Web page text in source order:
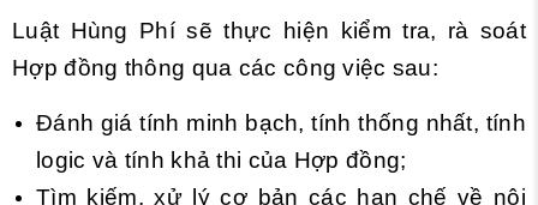
Luật Hùng Phí sẽ thực hiện kiểm tra, rà soát
Hợp đồng thông qua các công việc sau:
Đánh giá tính minh bạch, tính thống nhất, tính
logic và tính khả thi của Hợp đồng;
Tìm kiếm, xử lý cơ bản các hạn chế về nội